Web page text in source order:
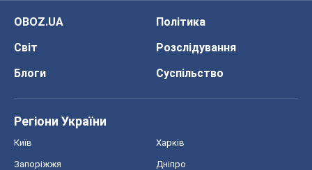
OBOZ.UA
Політика
Світ
Розслідування
Блоги
Суспільство
Регіони України
Київ Харків
Запоріжжя Дніпро